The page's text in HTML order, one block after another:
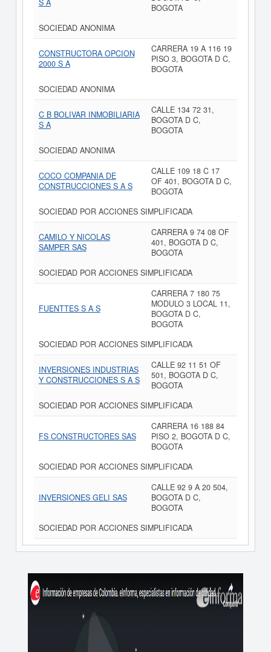
S A
BOGOTA
SOCIEDAD ANONIMA
CONSTRUCTORA OPCION
2000 S A
CARRERA 19 A 116 19
PISO 3, BOGOTA D C,
BOGOTA
SOCIEDAD ANONIMA
C B BOLIVAR INMOBILIARIA
S A
CALLE 134 72 31,
BOGOTA D C,
BOGOTA
SOCIEDAD ANONIMA
COCO COMPANIA DE
CONSTRUCCIONES S A S
CALLE 109 18 C 17
OF 401, BOGOTA D C,
BOGOTA
SOCIEDAD POR ACCIONES SIMPLIFICADA
CAMILO Y NICOLAS
SAMPER SAS
CARRERA 9 74 08 OF
401, BOGOTA D C,
BOGOTA
SOCIEDAD POR ACCIONES SIMPLIFICADA
FUENTTES S A S
CARRERA 7 180 75
MODULO 3 LOCAL 11,
BOGOTA D C,
BOGOTA
SOCIEDAD POR ACCIONES SIMPLIFICADA
INVERSIONES INDUSTRIAS
Y CONSTRUCCIONES S A S
CALLE 92 11 51 OF
501, BOGOTA D C,
BOGOTA
SOCIEDAD POR ACCIONES SIMPLIFICADA
FS CONSTRUCTORES SAS
CARRERA 16 188 84
PISO 2, BOGOTA D C,
BOGOTA
SOCIEDAD POR ACCIONES SIMPLIFICADA
INVERSIONES GELI SAS
CALLE 92 9 A 20 504,
BOGOTA D C,
BOGOTA
SOCIEDAD POR ACCIONES SIMPLIFICADA